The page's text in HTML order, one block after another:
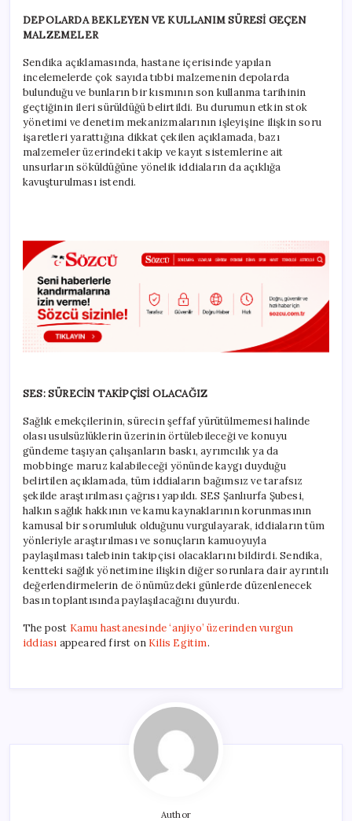
DEPOLARDA BEKLEYEN VE KULLANIM SÜRESİ GEÇEN
MALZEMELER
Sendika açıklamasında, hastane içerisinde yapılan
incelemelerde çok sayıda tıbbi malzemenin depolarda
bulunduğu ve bunların bir kısmının son kullanma tarihinin
geçtiğinin ileri sürüldüğü belirtildi. Bu durumun etkin stok
yönetimi ve denetim mekanizmalarının işleyişine ilişkin soru
işaretleri yarattığına dikkat çekilen açıklamada, bazı
malzemeler üzerindeki takip ve kayıt sistemlerine ait
unsurların söküldüğüne yönelik iddiaların da açıklığa
kavuşturulması istendi.
SES: SÜRECİN TAKİPÇİSİ OLACAĞIZ
Sağlık emekçilerinin, sürecin şeffaf yürütülmemesi halinde
olası usulsüzlüklerin üzerinin örtülebileceği ve konuyu
gündeme taşıyan çalışanların baskı, ayrımcılık ya da
mobbinge maruz kalabileceği yönünde kaygı duyduğu
belirtilen açıklamada, tüm iddiaların bağımsız ve tarafsız
şekilde araştırılması çağrısı yapıldı. SES Şanlıurfa Şubesi,
halkın sağlık hakkının ve kamu kaynaklarının korunmasının
kamusal bir sorumluluk olduğunu vurgulayarak, iddiaların tüm
yönleriyle araştırılması ve sonuçların kamuoyuyla
paylaşılması talebinin takipçisi olacaklarını bildirdi. Sendika,
kentteki sağlık yönetimine ilişkin diğer sorunlara dair ayrıntılı
değerlendirmelerin de önümüzdeki günlerde düzenlenecek
basın toplantısında paylaşılacağını duyurdu.
The post Kamu hastanesinde ‘anjiyo’ üzerinden vurgun
iddiası appeared first on Kilis Egitim.
Author